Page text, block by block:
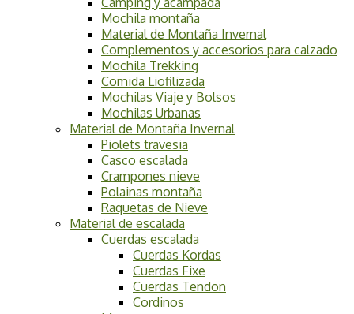
Mochila montaña
Material de Montaña Invernal
Complementos y accesorios para calzado
Mochila Trekking
Comida Liofilizada
Mochilas Viaje y Bolsos
Mochilas Urbanas
Material de Montaña Invernal
Piolets travesia
Casco escalada
Crampones nieve
Polainas montaña
Raquetas de Nieve
Material de escalada
Cuerdas escalada
Cuerdas Kordas
Cuerdas Fixe
Cuerdas Tendon
Cordinos